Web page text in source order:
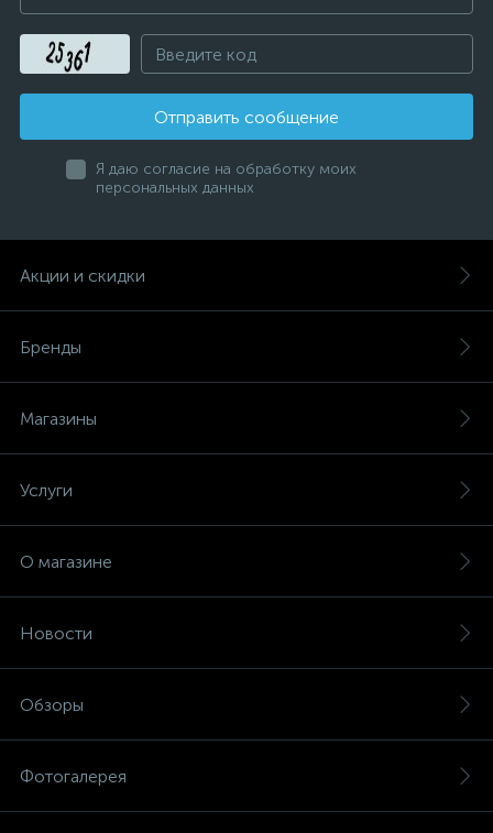
Отправить сообщение
Я даю согласие на обработку моих
персональных данных
Акции и скидки
Бренды
Магазины
Услуги
О магазине
Новости
Обзоры
Фотогалерея